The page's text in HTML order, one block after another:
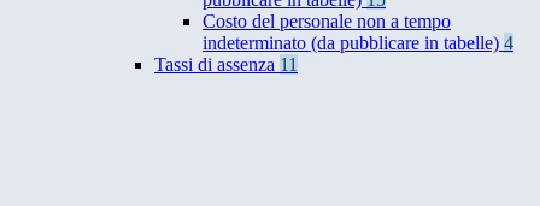
Costo del personale non a tempo
indeterminato (da pubblicare in tabelle) 4
Tassi di assenza 11